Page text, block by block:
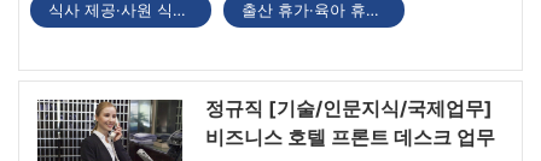
식사 제공·사원 식당 있음 출산 휴가·육아 휴직 있음
정규직 [기술/인문지식/국제업무]
비즈니스 호텔 프론트 데스크 업무